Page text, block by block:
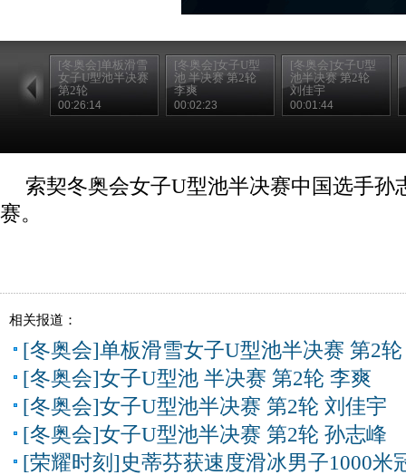
[冬奥会]单板滑雪
女子U型池半决赛
第2轮
00:26:14
[冬奥会]女子U型
池 半决赛 第2轮
李爽
00:02:23
[冬奥会]女子U型
池半决赛 第2轮
刘佳宇
00:01:44
索契冬奥会女子U型池半决赛中国选手孙
赛。
相关报道：
[冬奥会]单板滑雪女子U型池半决赛 第2轮
[冬奥会]女子U型池 半决赛 第2轮 李爽
[冬奥会]女子U型池半决赛 第2轮 刘佳宇
[冬奥会]女子U型池半决赛 第2轮 孙志峰
[荣耀时刻]史蒂芬获速度滑冰男子1000米